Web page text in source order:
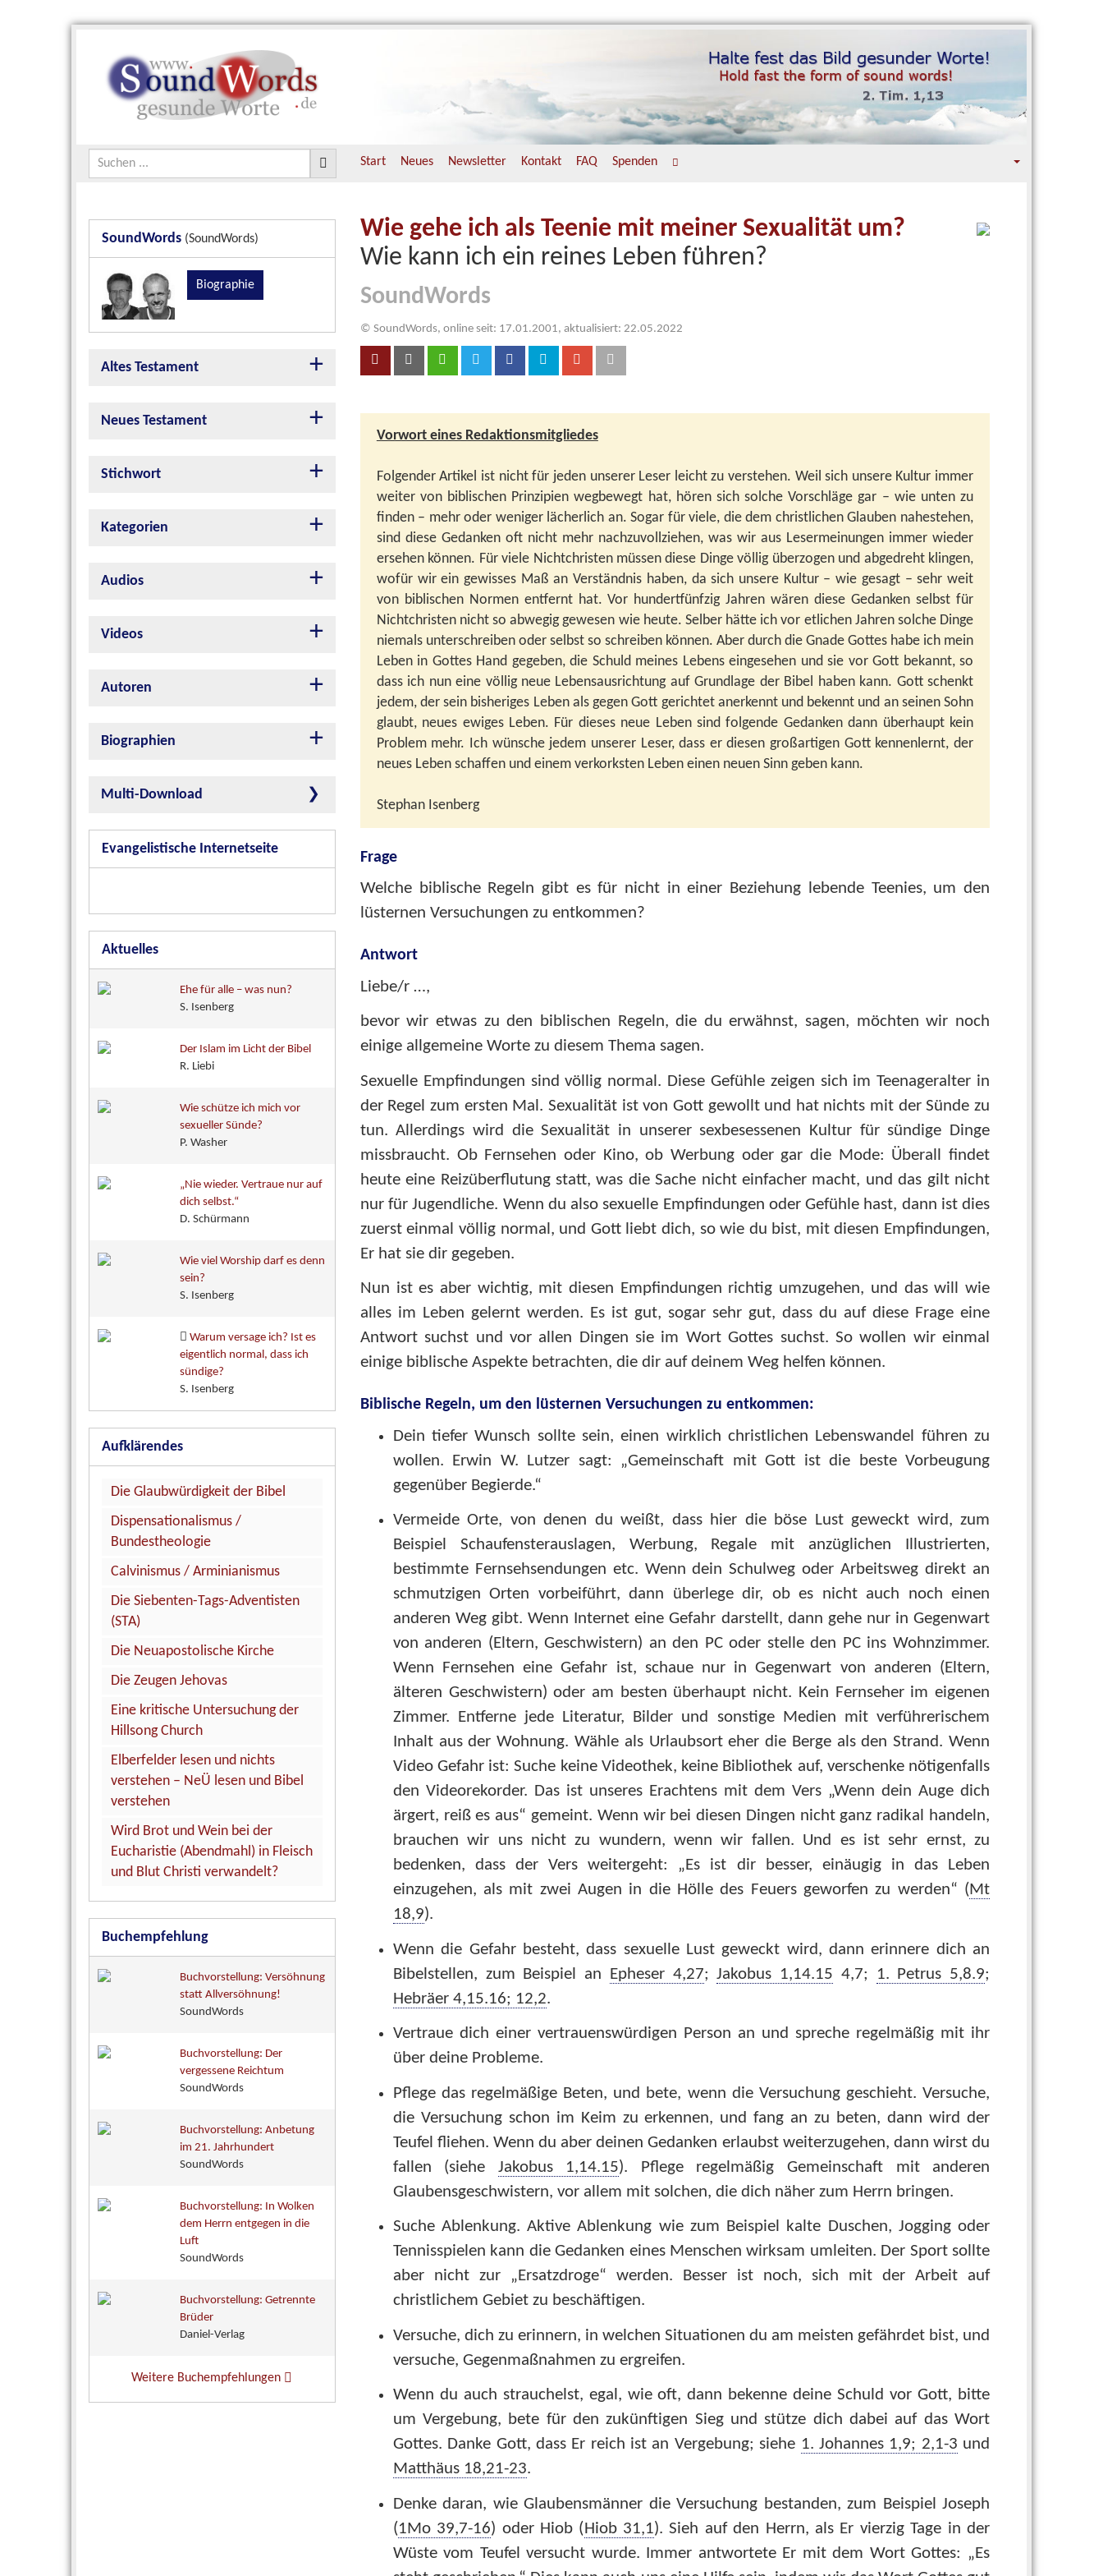
Start Neues Newsletter Kontakt FAQ Spenden
SoundWords (SoundWords)
Biographie
Altes Testament
Neues Testament
Stichwort
Kategorien
Audios
Videos
Autoren
Biographien
Multi-Download
Evangelistische Internetseite
Aktuelles
Ehe für alle – was nun?
S. Isenberg
Der Islam im Licht der Bibel
R. Liebi
Wie schütze ich mich vor
sexueller Sünde?
P. Washer
„Nie wieder. Vertraue nur auf
dich selbst.“
D. Schürmann
Wie viel Worship darf es denn
sein?
S. Isenberg
Warum versage ich? Ist es
eigentlich normal, dass ich
sündige?
S. Isenberg
Aufklärendes
Die Glaubwürdigkeit der Bibel
Dispensationalismus /
Bundestheologie
Calvinismus / Arminianismus
Die Siebenten-Tags-Adventisten
(STA)
Die Neuapostolische Kirche
Die Zeugen Jehovas
Eine kritische Untersuchung der
Hillsong Church
Elberfelder lesen und nichts
verstehen – NeÜ lesen und Bibel
verstehen
Wird Brot und Wein bei der
Eucharistie (Abendmahl) in Fleisch
und Blut Christi verwandelt?
Buchempfehlung
Buchvorstellung: Versöhnung
statt Allversöhnung!
SoundWords
Buchvorstellung: Der
vergessene Reichtum
SoundWords
Buchvorstellung: Anbetung
im 21. Jahrhundert
SoundWords
Buchvorstellung: In Wolken
dem Herrn entgegen in die
Luft
SoundWords
Buchvorstellung: Getrennte
Brüder
Daniel-Verlag
Weitere Buchempfehlungen
Wie gehe ich als Teenie mit meiner Sexualität um?
Wie kann ich ein reines Leben führen?
SoundWords
© SoundWords, online seit: 17.01.2001, aktualisiert: 22.05.2022
Vorwort eines Redaktionsmitgliedes
Folgender Artikel ist nicht für jeden unserer Leser leicht zu verstehen. Weil sich unsere Kultur immer
weiter von biblischen Prinzipien wegbewegt hat, hören sich solche Vorschläge gar – wie unten zu
finden – mehr oder weniger lächerlich an. Sogar für viele, die dem christlichen Glauben nahestehen,
sind diese Gedanken oft nicht mehr nachzuvollziehen, was wir aus Lesermeinungen immer wieder
ersehen können. Für viele Nichtchristen müssen diese Dinge völlig überzogen und abgedreht klingen,
wofür wir ein gewisses Maß an Verständnis haben, da sich unsere Kultur – wie gesagt – sehr weit
von biblischen Normen entfernt hat. Vor hundertfünfzig Jahren wären diese Gedanken selbst für
Nichtchristen nicht so abwegig gewesen wie heute. Selber hätte ich vor etlichen Jahren solche Dinge
niemals unterschreiben oder selbst so schreiben können. Aber durch die Gnade Gottes habe ich mein
Leben in Gottes Hand gegeben, die Schuld meines Lebens eingesehen und sie vor Gott bekannt, so
dass ich nun eine völlig neue Lebensausrichtung auf Grundlage der Bibel haben kann. Gott schenkt
jedem, der sein bisheriges Leben als gegen Gott gerichtet anerkennt und bekennt und an seinen Sohn
glaubt, neues ewiges Leben. Für dieses neue Leben sind folgende Gedanken dann überhaupt kein
Problem mehr. Ich wünsche jedem unserer Leser, dass er diesen großartigen Gott kennenlernt, der
neues Leben schaffen und einem verkorksten Leben einen neuen Sinn geben kann.
Stephan Isenberg
Frage
Welche biblische Regeln gibt es für nicht in einer Beziehung lebende Teenies, um den
lüsternen Versuchungen zu entkommen?
Antwort
Liebe/r …,
bevor wir etwas zu den biblischen Regeln, die du erwähnst, sagen, möchten wir noch
einige allgemeine Worte zu diesem Thema sagen.
Sexuelle Empfindungen sind völlig normal. Diese Gefühle zeigen sich im Teenageralter in
der Regel zum ersten Mal. Sexualität ist von Gott gewollt und hat nichts mit der Sünde zu
tun. Allerdings wird die Sexualität in unserer sexbesessenen Kultur für sündige Dinge
missbraucht. Ob Fernsehen oder Kino, ob Werbung oder gar die Mode: Überall findet
heute eine Reizüberflutung statt, was die Sache nicht einfacher macht, und das gilt nicht
nur für Jugendliche. Wenn du also sexuelle Empfindungen oder Gefühle hast, dann ist dies
zuerst einmal völlig normal, und Gott liebt dich, so wie du bist, mit diesen Empfindungen,
Er hat sie dir gegeben.
Nun ist es aber wichtig, mit diesen Empfindungen richtig umzugehen, und das will wie
alles im Leben gelernt werden. Es ist gut, sogar sehr gut, dass du auf diese Frage eine
Antwort suchst und vor allen Dingen sie im Wort Gottes suchst. So wollen wir einmal
einige biblische Aspekte betrachten, die dir auf deinem Weg helfen können.
Biblische Regeln, um den lüsternen Versuchungen zu entkommen:
Dein tiefer Wunsch sollte sein, einen wirklich christlichen Lebenswandel führen zu
wollen. Erwin W. Lutzer sagt: „Gemeinschaft mit Gott ist die beste Vorbeugung
gegenüber Begierde.“
Vermeide Orte, von denen du weißt, dass hier die böse Lust geweckt wird, zum
Beispiel Schaufensterauslagen, Werbung, Regale mit anzüglichen Illustrierten,
bestimmte Fernsehsendungen etc. Wenn dein Schulweg oder Arbeitsweg direkt an
schmutzigen Orten vorbeiführt, dann überlege dir, ob es nicht auch noch einen
anderen Weg gibt. Wenn Internet eine Gefahr darstellt, dann gehe nur in Gegenwart
von anderen (Eltern, Geschwistern) an den PC oder stelle den PC ins Wohnzimmer.
Wenn Fernsehen eine Gefahr ist, schaue nur in Gegenwart von anderen (Eltern,
älteren Geschwistern) oder am besten überhaupt nicht. Kein Fernseher im eigenen
Zimmer. Entferne jede Literatur, Bilder und sonstige Medien mit verführerischem
Inhalt aus der Wohnung. Wähle als Urlaubsort eher die Berge als den Strand. Wenn
Video Gefahr ist: Suche keine Videothek, keine Bibliothek auf, verschenke nötigenfalls
den Videorekorder. Das ist unseres Erachtens mit dem Vers „Wenn dein Auge dich
ärgert, reiß es aus“ gemeint. Wenn wir bei diesen Dingen nicht ganz radikal handeln,
brauchen wir uns nicht zu wundern, wenn wir fallen. Und es ist sehr ernst, zu
bedenken, dass der Vers weitergeht: „Es ist dir besser, einäugig in das Leben
einzugehen, als mit zwei Augen in die Hölle des Feuers geworfen zu werden“ (Mt
18,9).
Wenn die Gefahr besteht, dass sexuelle Lust geweckt wird, dann erinnere dich an
Bibelstellen, zum Beispiel an Epheser 4,27;Jakobus 1,14.15 4,7; 1. Petrus 5,8.9;
Hebräer 4,15.16; 12,2.
Vertraue dich einer vertrauenswürdigen Person an und spreche regelmäßig mit ihr
über deine Probleme.
Pflege das regelmäßige Beten, und bete, wenn die Versuchung geschieht. Versuche,
die Versuchung schon im Keim zu erkennen, und fang an zu beten, dann wird der
Teufel fliehen. Wenn du aber deinen Gedanken erlaubst weiterzugehen, dann wirst du
fallen (siehe Jakobus 1,14.15). Pflege regelmäßig Gemeinschaft mit anderen
Glaubensgeschwistern, vor allem mit solchen, die dich näher zum Herrn bringen.
Suche Ablenkung. Aktive Ablenkung wie zum Beispiel kalte Duschen, Jogging oder
Tennisspielen kann die Gedanken eines Menschen wirksam umleiten. Der Sport sollte
aber nicht zur „Ersatzdroge“ werden. Besser ist noch, sich mit der Arbeit auf
christlichem Gebiet zu beschäftigen.
Versuche, dich zu erinnern, in welchen Situationen du am meisten gefährdet bist, und
versuche, Gegenmaßnahmen zu ergreifen.
Wenn du auch strauchelst, egal, wie oft, dann bekenne deine Schuld vor Gott, bitte
um Vergebung, bete für den zukünftigen Sieg und stütze dich dabei auf das Wort
Gottes. Danke Gott, dass Er reich ist an Vergebung; siehe 1. Johannes 1,9; 2,1-3 und
Matthäus 18,21-23.
Denke daran, wie Glaubensmänner die Versuchung bestanden, zum Beispiel Joseph
(1Mo 39,7-16) oder Hiob (Hiob 31,1). Sieh auf den Herrn, als Er vierzig Tage in der
Wüste vom Teufel versucht wurde. Immer antwortete Er mit dem Wort Gottes: „Es